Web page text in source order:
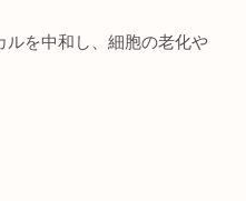
ルを中和し、細胞の老化や